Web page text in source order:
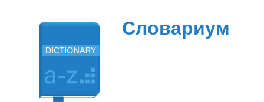
содержимому
Словариум